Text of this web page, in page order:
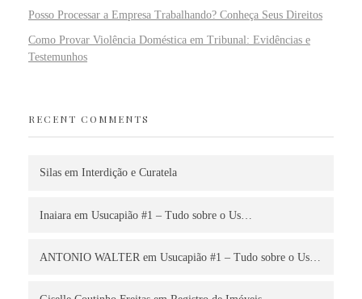
Posso Processar a Empresa Trabalhando? Conheça Seus Direitos
Como Provar Violência Doméstica em Tribunal: Evidências e
Testemunhos
RECENT COMMENTS
Silas em Interdição e Curatela
Inaiara em Usucapião #1 – Tudo sobre o Us…
ANTONIO WALTER em Usucapião #1 – Tudo sobre o Us…